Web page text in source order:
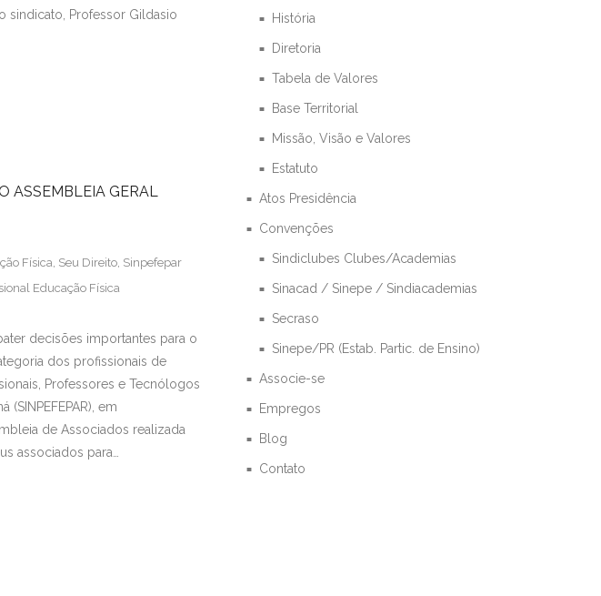
sindicato, Professor Gildasio
ASSEMBLEIA GERAL
Física Seu Direito Sinpefepar
Educação Física
decisões importantes para o
dos profissionais de
Professores e Tecnólogos
em
de Associados realizada
associados para…
História
Diretoria
Tabela de Valores
Base Territorial
Missão, Visão e Valores
Estatuto
Atos Presidência
Convenções
Sindiclubes Clubes/Academias
Sinacad / Sinepe / Sindiacademias
Secraso
Sinepe/PR (Estab. Partic. de Ensino)
Associe-se
Empregos
Blog
Contato